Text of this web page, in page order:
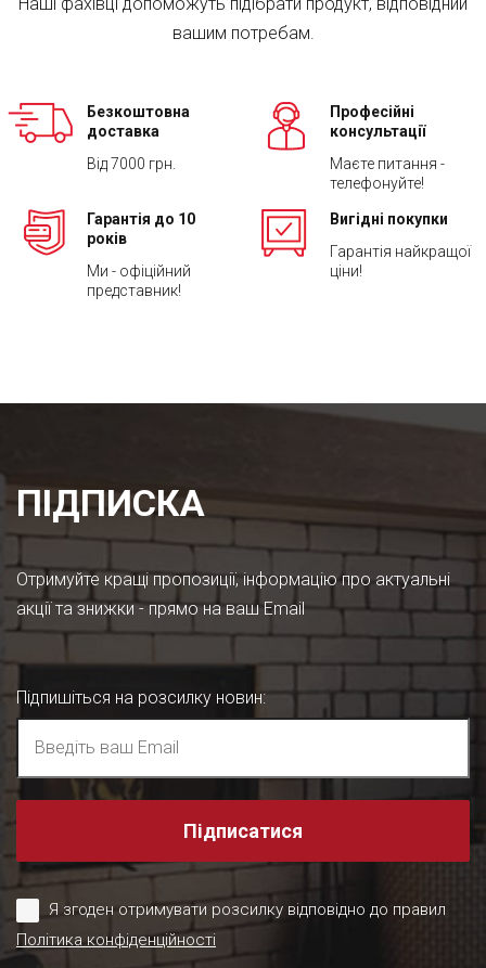
вашим потребам.
Безкоштовна
доставка
Від 7000 грн.
Професійні
консультації
Маєте питання -
телефонуйте!
Гарантія до 10
років
Ми - офіційний
представник!
Вигідні покупки
Гарантія найкращої
ціни!
ПІДПИСКА
Отримуйте кращі пропозиції, інформацію про актуальні
акції та знижки - прямо на ваш Email
Підпишіться на розсилку новин:
Підписатися
Я згоден отримувати розсилку відповідно до правил
Політика конфіденційності